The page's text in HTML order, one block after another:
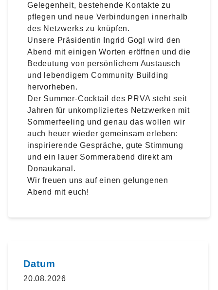
Gelegenheit, bestehende Kontakte zu
pflegen und neue Verbindungen innerhalb
des Netzwerks zu knüpfen.
Unsere Präsidentin
Ingrid Gogl
wird den
Abend mit einigen Worten eröffnen und die
Bedeutung von persönlichem Austausch
und lebendigem Community Building
hervorheben.
Der Summer-Cocktail des PRVA steht seit
Jahren für unkompliziertes Netzwerken mit
Sommerfeeling und genau das wollen wir
auch heuer wieder gemeinsam erleben:
inspirierende Gespräche, gute Stimmung
und ein lauer Sommerabend direkt am
Donaukanal.
Wir freuen uns auf einen gelungenen
Abend mit euch!
Datum
20.08.2026